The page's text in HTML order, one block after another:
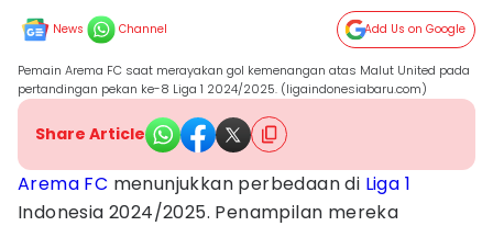
News Channel Add Us on Google
Pemain Arema FC saat merayakan gol kemenangan atas Malut United pada
pertandingan pekan ke-8 Liga 1 2024/2025. (ligaindonesiabaru.com)
Share Article
Arema FC menunjukkan perbedaan di Liga 1
Indonesia 2024/2025. Penampilan mereka